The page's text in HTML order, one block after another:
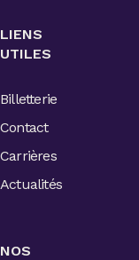
LIENS
UTILES
Billetterie
Contact
Carrières
Actualités
NOS